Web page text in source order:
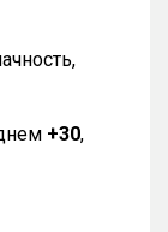
+30,